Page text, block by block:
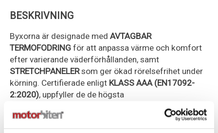
BESKRIVNING
Byxorna är designade med AVTAGBAR
TERMOFODRING för att anpassa värme och komfort
efter varierande väderförhållanden, samt
STRETCHPANELERsom ger ökad rörelsefrihet under
körning. Certifierade enligt KLASS AAA (EN17092-
2:2020), uppfyller de de högsta
säkerhetsstandarderna för motorcykelkläder.